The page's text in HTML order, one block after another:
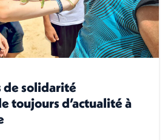
de solidarité
toujours d’actualité à